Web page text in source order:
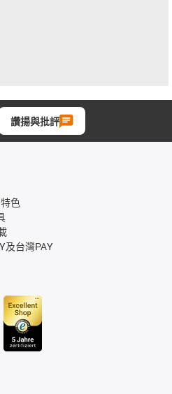
讚揚與批評
色
及台灣PAY